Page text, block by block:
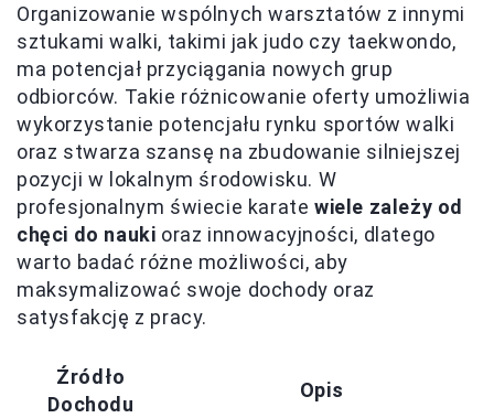
Organizowanie wspólnych warsztatów z innymi
sztukami walki, takimi jak judo czy taekwondo,
ma potencjał przyciągania nowych grup
odbiorców. Takie różnicowanie oferty umożliwia
wykorzystanie potencjału rynku sportów walki
oraz stwarza szansę na zbudowanie silniejszej
pozycji w lokalnym środowisku. W
profesjonalnym świecie karatewiele zależy od
chęci do nauki oraz innowacyjności, dlatego
warto badać różne możliwości, aby
maksymalizować swoje dochody oraz
satysfakcję z pracy.
Źródło
Dochodu
Opis